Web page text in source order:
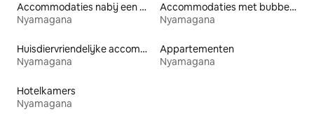
Accommodaties nabij een meer
Nyamagana
Accommodaties met bubbelbad
Nyamagana
Huisdiervriendelijke accommodaties
Nyamagana
Appartementen
Nyamagana
Hotelkamers
Nyamagana